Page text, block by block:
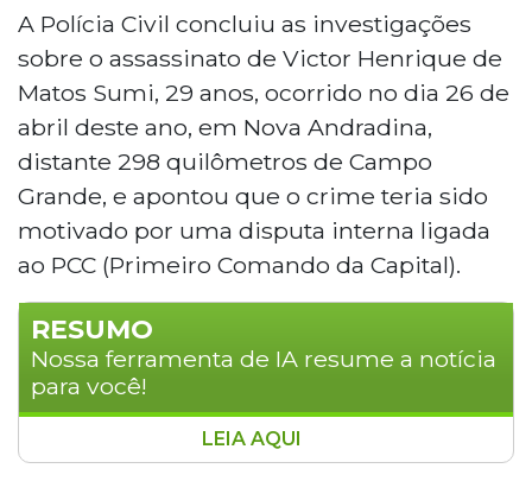
A Polícia Civil concluiu as investigações
sobre o assassinato de Victor Henrique de
Matos Sumi, 29 anos, ocorrido no dia 26 de
abril deste ano, em Nova Andradina,
distante 298 quilômetros de Campo
Grande, e apontou que o crime teria sido
motivado por uma disputa interna ligada
ao PCC (Primeiro Comando da Capital).
RESUMO
Nossa ferramenta de IA resume a notícia
para você!
A Polícia Civil concluiu as investigações sobre o
LEIA AQUI